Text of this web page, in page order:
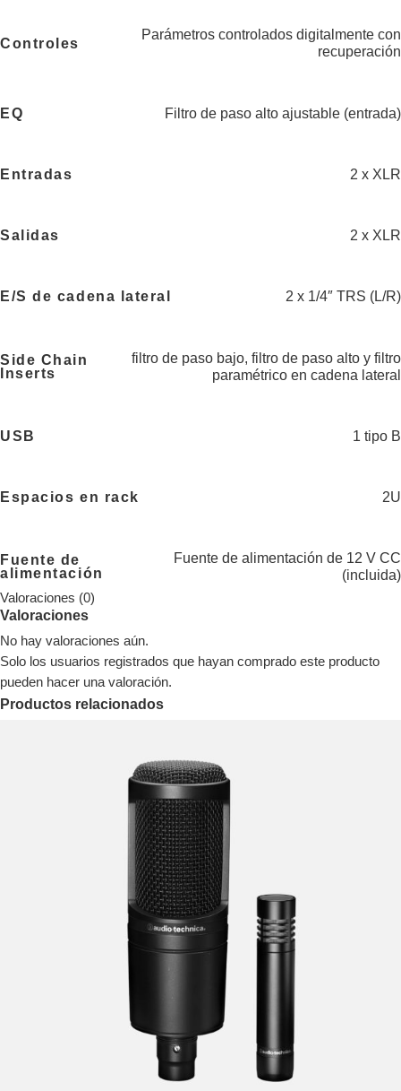
Controles
Parámetros controlados digitalmente con
recuperación
EQ Filtro de paso alto ajustable (entrada)
Entradas 2 x XLR
Salidas 2 x XLR
E/S de cadena lateral 2 x 1/4″ TRS (L/R)
Side Chain
Inserts
filtro de paso bajo, filtro de paso alto y filtro
paramétrico en cadena lateral
USB 1 tipo B
Espacios en rack 2U
Fuente de
alimentación
Fuente de alimentación de 12 V CC
(incluida)
Valoraciones (0)
Valoraciones
No hay valoraciones aún.
Solo los usuarios registrados que hayan comprado este producto
pueden hacer una valoración.
Productos relacionados